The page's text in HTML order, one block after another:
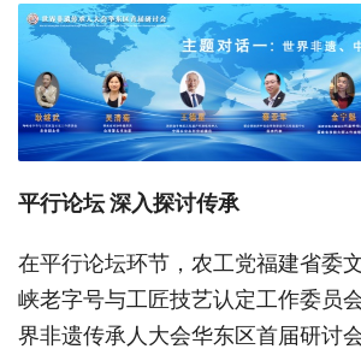
平行论坛深入探讨传承
在平行论坛环节，农工党福建省委
峡老字号与工匠技艺认定工作委员
界非遗传承人大会华东区首届研讨